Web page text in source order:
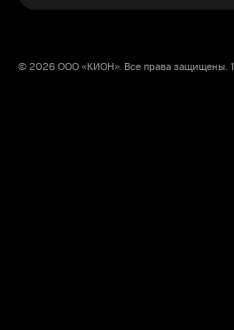
© 2026 ООО «КИОН». Все права защищены.